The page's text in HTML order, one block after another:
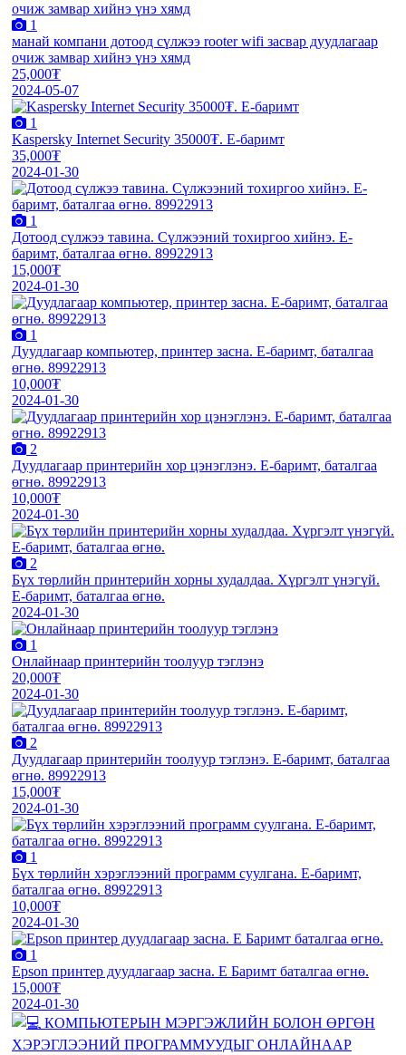
1
манай компани дотоод сүлжээ rooter wifi засвар дуудлагаар
очиж замвар хийнэ үнэ хямд
25,000₮
2024-05-07
1
Kaspersky Internet Security 35000₮. E-баримт
35,000₮
2024-01-30
1
Дотоод сүлжээ тавина. Сүлжээний тохиргоо хийнэ. E-
баримт, баталгаа өгнө. 89922913
15,000₮
2024-01-30
1
Дуудлагаар компьютер, принтер засна. E-баримт, баталгаа
өгнө. 89922913
10,000₮
2024-01-30
2
Дуудлагаар принтерийн хор цэнэглэнэ. E-баримт, баталгаа
өгнө. 89922913
10,000₮
2024-01-30
2
Бүх төрлийн принтерийн хорны худалдаа. Хүргэлт үнэгүй.
E-баримт, баталгаа өгнө.
2024-01-30
1
Онлайнаар принтерийн тоолуур тэглэнэ
20,000₮
2024-01-30
2
Дуудлагаар принтерийн тоолуур тэглэнэ. E-баримт, баталгаа
өгнө. 89922913
15,000₮
2024-01-30
1
Бүх төрлийн хэрэглээний программ суулгана. E-баримт,
баталгаа өгнө. 89922913
10,000₮
2024-01-30
1
Epson принтер дуудлагаар засна. E Баримт баталгаа өгнө.
15,000₮
2024-01-30